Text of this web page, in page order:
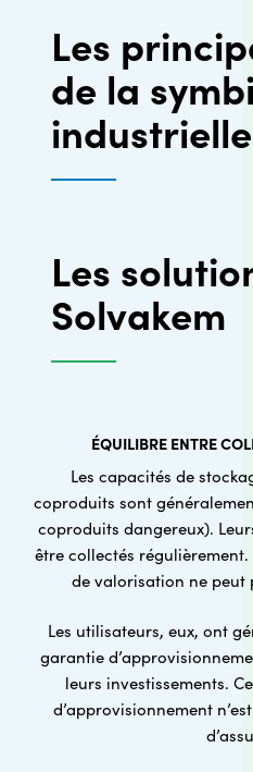
Les
de la
industrielle
Les
Solvakem
ÉQUILIBRE ENTRE
Les capacités de
coproduits sont
coproduits dangereux).
être collectés
de valorisation ne
Les utilisateurs, eux, ont
garantie
leurs investissements.
d’approvisionnement